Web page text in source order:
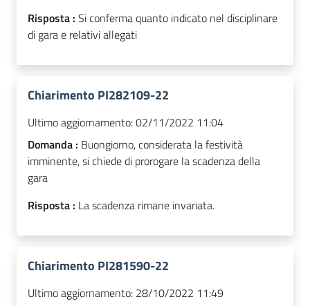
Risposta : Si conferma quanto indicato nel disciplinare
di gara e relativi allegati
Chiarimento PI282109-22
Ultimo aggiornamento:02/11/2022 11:04
Domanda : Buongiorno, considerata la festività
imminente, si chiede di prorogare la scadenza della
gara
Risposta : La scadenza rimane invariata.
Chiarimento PI281590-22
Ultimo aggiornamento: 28/10/2022 11:49